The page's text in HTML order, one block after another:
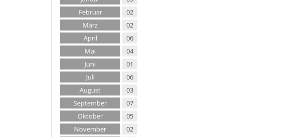
Februar
02
März
02
April
06
Mai
04
Juni
01
Juli
06
August
03
September
07
Oktober
05
November
02